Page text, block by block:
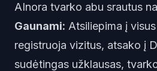
AInora tvarko abu srautus
Gaunami: Atsiliepima į
registruoja vizitus, atsako į
sudėtingas užklausas,